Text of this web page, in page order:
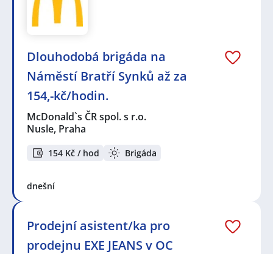
Dlouhodobá brigáda na
Náměstí Bratří Synků až za
154,-kč/hodin.
McDonald`s ČR spol. s r.o.
Nusle, Praha
154 Kč / hod Brigáda
dnešní
Prodejní asistent/ka pro
prodejnu EXE JEANS v OC